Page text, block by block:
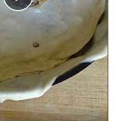
P
l
a
y